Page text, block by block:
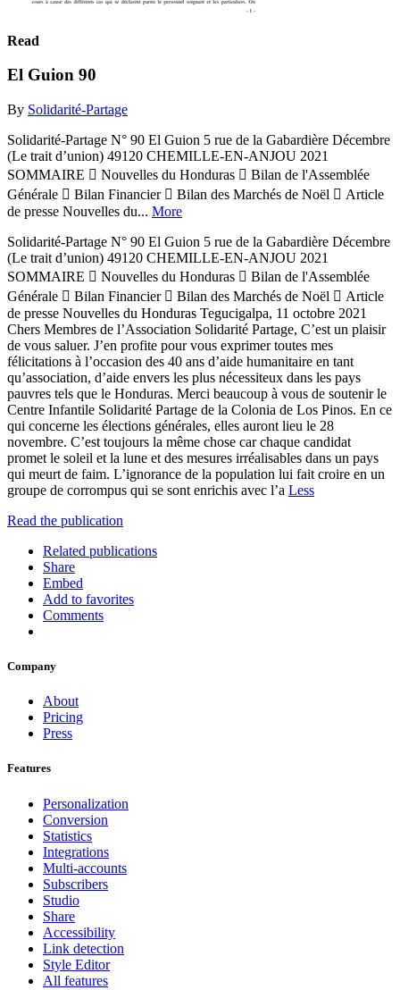
Read
El Guion 90
By Solidarité-Partage
Solidarité-Partage N° 90 El Guion 5 rue de la Gabardière Décembre
(Le trait d’union) 49120 CHEMILLE-EN-ANJOU 2021
SOMMAIRE  Nouvelles du Honduras  Bilan de l'Assemblée
Générale  Bilan Financier  Bilan des Marchés de Noël  Article
de presse Nouvelles du... More
Solidarité-Partage N° 90 El Guion 5 rue de la Gabardière Décembre
(Le trait d’union) 49120 CHEMILLE-EN-ANJOU 2021
SOMMAIRE  Nouvelles du Honduras  Bilan de l'Assemblée
Générale  Bilan Financier  Bilan des Marchés de Noël  Article
de presse Nouvelles du Honduras Tegucigalpa, 11 octobre 2021
Chers Membres de l’Association Solidarité Partage, C’est un plaisir
de vous saluer. J’en profite pour vous exprimer toutes mes
félicitations à l’occasion des 40 ans d’aide humanitaire en tant
qu’association, d’aide envers les plus nécessiteux dans les pays
pauvres tels que le Honduras. Merci beaucoup à vous de soutenir le
Centre Infantile Solidarité Partage de la Colonia de Los Pinos. En ce
qui concerne les élections générales, elles auront lieu le 28
novembre. C’est toujours la même chose car chaque candidat
promet le soleil et la lune et des mesures irréalisables dans un pays
qui meurt de faim. L’ignorance de la population lui fait croire en un
groupe de corrompus qui se sont enrichis avec l’a Less
Read the publication
Related publications
Share
Embed
Add to favorites
Comments
Company
About
Pricing
Press
Features
Personalization
Conversion
Statistics
Integrations
Multi-accounts
Subscribers
Studio
Share
Accessibility
Link detection
Style Editor
All features